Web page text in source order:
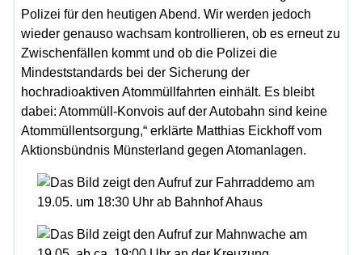
Polizei für den heutigen Abend. Wir werden jedoch
wieder genauso wachsam kontrollieren, ob es erneut zu
Zwischenfällen kommt und ob die Polizei die
Mindeststandards bei der Sicherung der
hochradioaktiven Atommüllfahrten einhält. Es bleibt
dabei: Atommüll-Konvois auf der Autobahn sind keine
Atommüllentsorgung,“ erklärte Matthias Eickhoff vom
Aktionsbündnis Münsterland gegen Atomanlagen.